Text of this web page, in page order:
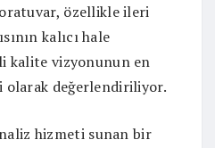
özellikle ileri
kalıcı hale
kalite vizyonunun en
olarak değerlendiriliyor.
hizmeti sunan bir